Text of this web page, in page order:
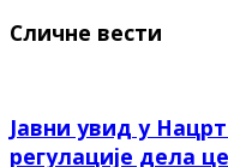
Сличне вести
Јавни увид у
регулације дела